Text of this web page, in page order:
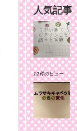
人気記事
12件のビュー